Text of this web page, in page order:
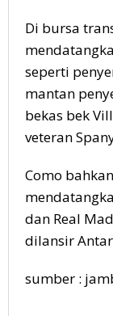
Di bursa
seperti
mantan
bekas bek
veteran
Como
dan Real
dilansir
sumber :